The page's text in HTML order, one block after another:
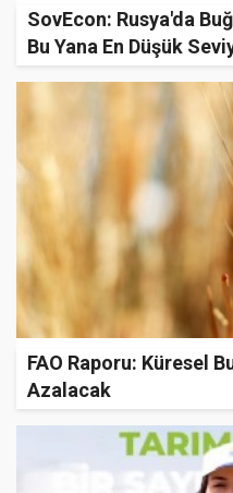
SovEcon: Rusya'da
Bu Yana En Düşük
FAO Raporu: Küresel
Azalacak